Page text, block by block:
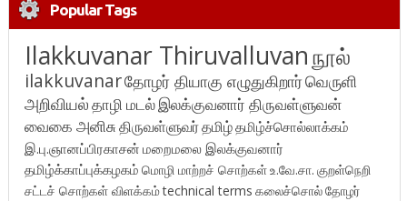
Popular Tags
Ilakkuvanar Thiruvalluvanநூல்
ilakkuvanarதோழர் தியாகு எழுதுகிறார்வெருளி
அறிவியல்தாழி மடல்இலக்குவனார் திருவள்ளுவன்
வைகை அனிசுதிருவள்ளுவர்தமிழ்தமிழ்ச்சொல்லாக்கம்
இ.பு.ஞானப்பிரகாசன் மறைமலை இலக்குவனார்
தமிழ்க்காப்புக்கழகம் மொழி மாற்றச் சொற்கள்உ.வே.சா. குறள்நெறி
சட்டச் சொற்கள் விளக்கம்technical terms கலைச்சொல்தோழர்